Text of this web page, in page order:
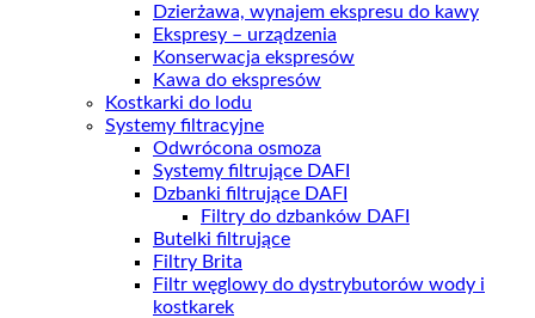
Dzierżawa, wynajem ekspresu do kawy
Ekspresy – urządzenia
Konserwacja ekspresów
Kawa do ekspresów
Kostkarki do lodu
Systemy filtracyjne
Odwrócona osmoza
Systemy filtrujące DAFI
Dzbanki filtrujące DAFI
Filtry do dzbanków DAFI
Butelki filtrujące
Filtry Brita
Filtr węglowy do dystrybutorów wody i
kostkarek